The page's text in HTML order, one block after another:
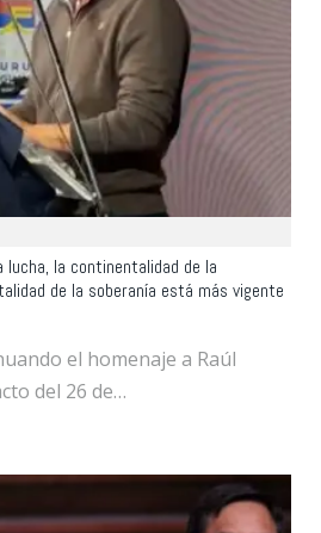
lucha, la continentalidad de la
de la soberanía está más vigente
el homenaje a Raúl
del 26 de…